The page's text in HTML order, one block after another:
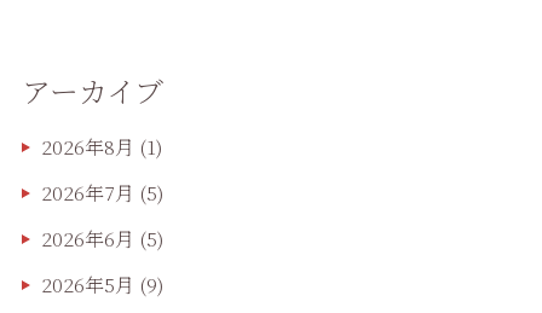
アーカイブ
2026年8月 (1)
2026年7月 (5)
2026年6月 (5)
2026年5月 (9)